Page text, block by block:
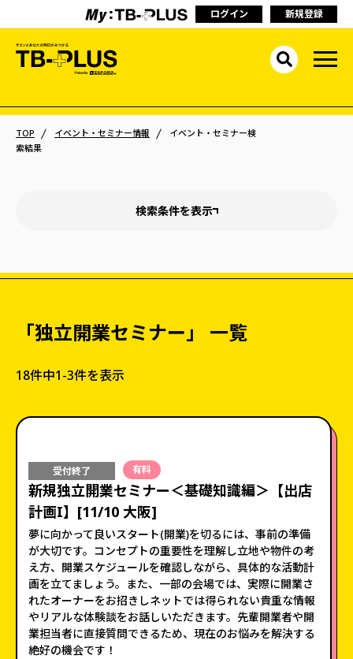
ログイン 新規登録
TOP イベント・セミナー情報
イベント・セミナー検
索結果
検索条件を表示
「独立開業セミナー」 一覧
18件中1-3件を表示
受付終了 有料
新規独立開業セミナー＜基礎知識編＞【出店
計画I】[11/10 大阪]
夢に向かって良いスタート(開業)を切るには、事前の準備
が大切です。コンセプトの重要性を理解し立地や物件の考
え方、開業スケジュールを確認しながら、具体的な活動計
画を立てましょう。また、一部の会場では、実際に開業さ
れたオーナーをお招きしネットでは得られない貴重な情報
やリアルな体験談をお話しいただきます。先輩開業者や開
業担当者に直接質問できるため、現在のお悩みを解決する
絶好の機会です！